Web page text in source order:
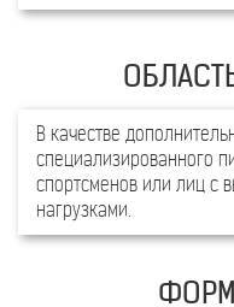
Белок (Nx6,38) *)
Углеводы (лактоза)
Пищевые волокна
Энергетическая ценность
* Для вкусов «шоколад»,
В качестве
специализированного
спортсменов или лиц с
нагрузками.